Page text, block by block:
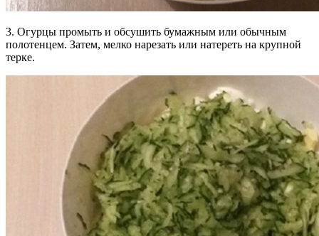
3. Огурцы промыть и обсушить бумажным или обычным
полотенцем. Затем, мелко нарезать или натереть на крупной
терке.